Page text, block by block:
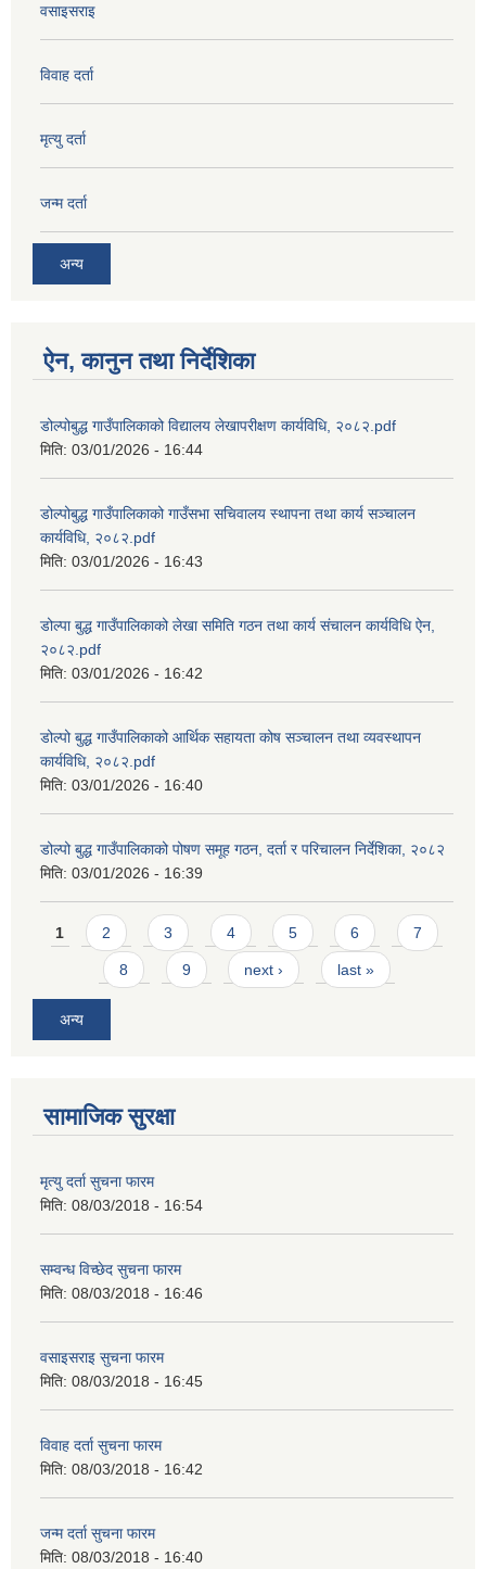
वसाइसराइ
विवाह दर्ता
मृत्यु दर्ता
जन्म दर्ता
अन्य
ऐन, कानुन तथा निर्देशिका
डोल्पोबुद्ध गाउँपालिकाको विद्यालय लेखापरीक्षण कार्यविधि, २०८२.pdf
मिति: 03/01/2026 - 16:44
डोल्पोबुद्ध गाउँपालिकाको गाउँसभा सचिवालय स्थापना तथा कार्य सञ्चालन
कार्यविधि, २०८२.pdf
मिति: 03/01/2026 - 16:43
डोल्पा बुद्ध गाउँपालिकाको लेखा समिति गठन तथा कार्य संचालन कार्यविधि ऐन,
२०८२.pdf
मिति: 03/01/2026 - 16:42
डोल्पो बुद्ध गाउँपालिकाको आर्थिक सहायता कोष सञ्चालन तथा व्यवस्थापन
कार्यविधि, २०८२.pdf
मिति: 03/01/2026 - 16:40
डोल्पो बुद्ध गाउँपालिकाको पोषण समूह गठन, दर्ता र परिचालन निर्देशिका, २०८२
मिति: 03/01/2026 - 16:39
Pages
1 2 3 4 5 6 7
8 9 next › last »
अन्य
सामाजिक सुरक्षा
मृत्यु दर्ता सुचना फारम
मिति: 08/03/2018 - 16:54
सम्वन्ध विच्छेद सुचना फारम
मिति: 08/03/2018 - 16:46
वसाइसराइ सुचना फारम
मिति: 08/03/2018 - 16:45
विवाह दर्ता सुचना फारम
मिति: 08/03/2018 - 16:42
जन्म दर्ता सुचना फारम
मिति: 08/03/2018 - 16:40